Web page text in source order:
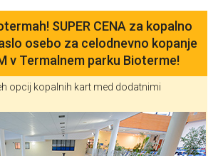
SUPER CENA za kopalno
osebo za celodnevno kopanje
v Termalnem parku Bioterme!
opcij kopalnih kart med dodatnimi